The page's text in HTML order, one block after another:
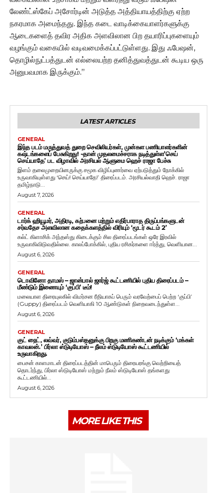
லேண்ட்ஸ்கேப் அசோர்டின் அடுத்த அத்தியாயத்திற்கு ஏற்ற
நகரமாக அமைந்தது. இந்த கடை வாடிக்கையாளர்களுக்கு
ஆடைகளைத் தவிர அதிக அளவிலான பிற தயாரிப்புகளையும்
வழங்கும் வகையில் வடிவமைக்கப்பட்டுள்ளது. இது ஃபேஷன்,
தொழில்நுட்பத்துடன் எல்லையற்ற தனித்துவத்துடன் கூடிய ஒரு
அனுபவமாக இருக்கும்.”
LATEST ARTICLES
GENERAL
இந்த படம் மருத்துவத் துறை செவிலியர்கள், முன்கள பணியாளர்களின்
கஷ்டங்களைப் பேசுகிறது! -தான் முதலமைச்சராக நடித்துள்ள’செய்
செய்யாதே’ பட விழாவில் அரசியல் ஆளுமை ஹெச் ராஜா பேச்சு
இளம் தலைமுறையினருக்கு சமூக விழிப்புணர்வை ஏற்படுத்தும் நோக்கில்
உருவாகியுள்ளது ‘செய்! செய்யாதே!’ திரைப்படம். அரசியல்வாதி ஹெச். ராஜா
தமிழ்நாடு...
August 7, 2026
GENERAL
டார்க் ஹியூமர், அதிரடி, கற்பனை மற்றும் எதிர்பாராத திருப்பங்களுடன்
சர்வதேச அளவிலான கதைக்களத்தில் விரியும் ‘மூடர் கூடம் 2’
கல்ட் கிளாசிக் அந்தஸ்து கிடைக்கும் சில திரைப்படங்கள் ஒரே இரவில்
உருவாகிவிடுவதில்லை. காலப்போக்கில், புதிய ரசிகர்களை ஈர்த்து, வெளியான...
August 6, 2026
GENERAL
டொவினோ தாமஸ் – ஜான்பால் ஜார்ஜ் கூட்டணியில் புதிய திரைப்படம் –
மீண்டும் இணையும் ‘குப்பி’ டீம்!
மலையாள திரையுலகில் விமர்சன ரீதியாகப் பெரும் வரவேற்பைப் பெற்ற ‘குப்பி’
(Guppy) திரைப்படம் வெளியாகி 10 ஆண்டுகள் நிறைவடைந்துள்ள...
August 6, 2026
GENERAL
குட் நைட், லவ்வர், குடும்பஸ்தனுக்கு பிறகு மணிகண்டன் நடிக்கும் ‘மக்கள்
காவலன்.’ பிர்லா ஸ்டுடியோஸ் – நீலம் ஸ்டுடியோஸ் கூட்டணியில்
உருவாகிறது.
பைசன் காளமாடன் திரைப்படத்தின் மாபெரும் திரையரங்கு வெற்றியைத்
தொடர்ந்து, பிர்லா ஸ்டுடியோஸ் மற்றும் நீலம் ஸ்டுடியோஸ் தங்களது
கூட்டணியில்...
August 6, 2026
MORE LIKE THIS